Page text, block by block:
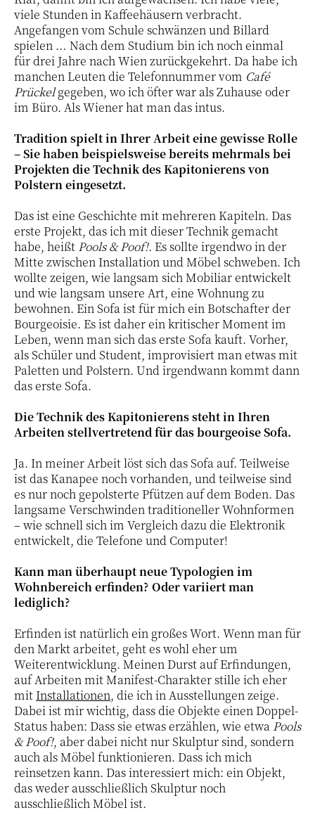
viele Stunden in Kaffeehäusern verbracht.
Angefangen vom Schule schwänzen und Billard
spielen … Nach dem Studium bin ich noch einmal
für drei Jahre nach Wien zurückgekehrt. Da habe ich
manchen Leuten die Telefonnummer vom Café
Prückelgegeben, wo ich öfter war als Zuhause oder
im Büro. Als Wiener hat man das intus.
Tradition spielt in Ihrer Arbeit eine gewisse Rolle
– Sie haben beispielsweise bereits mehrmals bei
Projekten die Technik des Kapitonierens von
Polstern eingesetzt.
Das ist eine Geschichte mit mehreren Kapiteln. Das
erste Projekt, das ich mit dieser Technik gemacht
habe, heißt Pools & Poof!. Es sollte irgendwo in der
Mitte zwischen Installation und Möbel schweben. Ich
wollte zeigen, wie langsam sich Mobiliar entwickelt
und wie langsam unsere Art, eine Wohnung zu
bewohnen. Ein Sofa ist für mich ein Botschafter der
Bourgeoisie. Es ist daher ein kritischer Moment im
Leben, wenn man sich das erste Sofa kauft. Vorher,
als Schüler und Student, improvisiert man etwas mit
Paletten und Polstern. Und irgendwann kommt dann
das erste Sofa.
Die Technik des Kapitonierens steht in Ihren
Arbeiten stellvertretend für das bourgeoise Sofa.
Ja. In meiner Arbeit löst sich das Sofa auf. Teilweise
ist das Kanapee noch vorhanden, und teilweise sind
es nur noch gepolsterte Pfützen auf dem Boden. Das
langsame Verschwinden traditioneller Wohnformen
– wie schnell sich im Vergleich dazu die Elektronik
entwickelt, die Telefone und Computer!
Kann man überhaupt neue Typologien im
Wohnbereich erfinden? Oder variiert man
lediglich?
Erfinden ist natürlich ein großes Wort. Wenn man für
den Markt arbeitet, geht es wohl eher um
Weiterentwicklung. Meinen Durst auf Erfindungen,
auf Arbeiten mit Manifest-Charakter stille ich eher
mit Installationen, die ich in Ausstellungen zeige.
Dabei ist mir wichtig, dass die Objekte einen Doppel-
Status haben: Dass sie etwas erzählen, wie etwa Pools
& Poof!, aber dabei nicht nur Skulptur sind, sondern
auch als Möbel funktionieren. Dass ich mich
reinsetzen kann. Das interessiert mich: ein Objekt,
das weder ausschließlich Skulptur noch
ausschließlich Möbel ist.